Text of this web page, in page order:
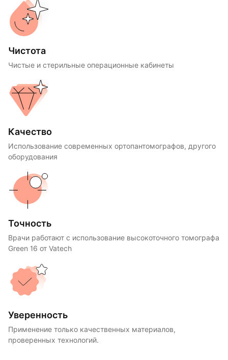
Чистота
Чистые и стерильные операционные кабинеты
Качество
Использование современных ортопантомографов, другого
оборудования
Точность
Врачи работают с использование высокоточного томографа
Green 16 от Vatech
Уверенность
Применение только качественных материалов,
проверенных технологий.